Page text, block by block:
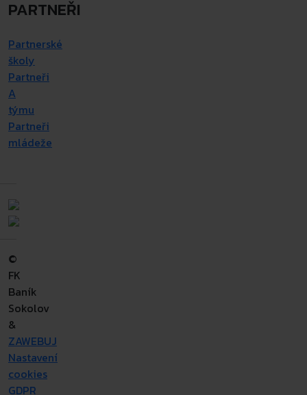
PARTNEŘI
Partnerské
školy
Partneři
A
týmu
Partneři
mládeže
©
FK
Baník
Sokolov
&
ZAWEBUJ
Nastavení
cookies
GDPR